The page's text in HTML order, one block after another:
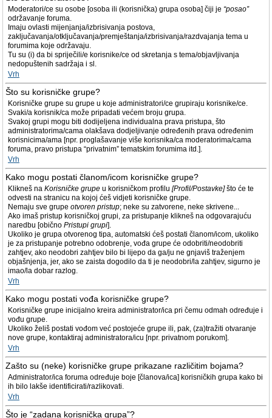
Moderatori/ce su osobe [osoba ili (korisnička) grupa osoba] čiji je “posao”
održavanje foruma.
Imaju ovlasti mijenjanja/izbrisivanja postova,
zaključavanja/otključavanja/premještanja/izbrisivanja/razdvajanja tema u
forumima koje održavaju.
Tu su (i) da bi spriječili/e korisnike/ce od skretanja s tema/objavljivanja
nedopuštenih sadržaja i sl.
Vrh
Što su korisničke grupe?
Korisničke grupe su grupe u koje administratori/ce grupiraju korisnike/ce.
Svaki/a korisnik/ca može pripadati većem broju grupa.
Svakoj grupi mogu biti dodijeljena individualna prava pristupa, što
administratorima/cama olakšava dodjeljivanje određenih prava određenim
korisnicima/ama [npr. proglašavanje više korisnika/ca moderatorima/cama
foruma, pravo pristupa “privatnim” tematskim forumima itd.].
Vrh
Kako mogu postati članom/icom korisničke grupe?
Klikneš na Korisničke grupe u korisničkom profilu [Profil/Postavke]što će te
odvesti na stranicu na kojoj ćeš vidjeti korisničke grupe.
Nemaju sve grupe otvoren pristup; neke su zatvorene, neke skrivene...
Ako imaš pristup korisničkoj grupi, za pristupanje klikneš na odgovarajuću
naredbu [obično Pristupi grupi].
Ukoliko je grupa otvorenog tipa, automatski ćeš postati članom/icom, ukoliko
je za pristupanje potrebno odobrenje, vođa grupe će odobriti/neodobriti
zahtjev, ako neodobri zahtjev bilo bi lijepo da ga/ju ne gnjaviš traženjem
objašnjenja, jer, ako se zaista dogodilo da ti je neodobri/la zahtjev, sigurno je
imao/la dobar razlog.
Vrh
Kako mogu postati vođa korisničke grupe?
Korisničke grupe inicijalno kreira administrator/ica pri čemu odmah određuje i
vođu grupe.
Ukoliko želiš postati vođom već postojeće grupe ili, pak, (za)tražiti otvaranje
nove grupe, kontaktiraj administratora/icu [npr. privatnom porukom].
Vrh
Zašto su (neke) korisničke grupe prikazane različitim bojama?
Administrator/ica foruma određuje boje [članova/ica] korisničkih grupa kako bi
ih bilo lakše identificirati/razlikovati.
Vrh
Što je “zadana korisnička grupa”?